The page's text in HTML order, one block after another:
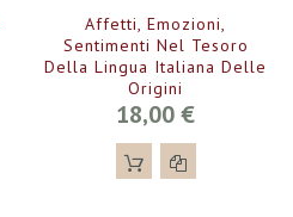
Affetti, Emozioni,
Sentimenti Nel Tesoro
Della Lingua Italiana Delle
Origini
18,00 €